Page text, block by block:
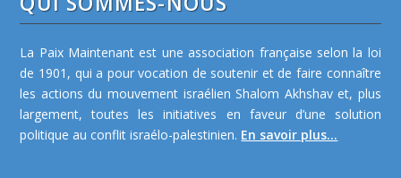
La Paix Maintenant est une association française selon la loi
de 1901, qui a pour vocation de soutenir et de faire connaître
les actions du mouvement israélien Shalom Akhshav et, plus
largement, toutes les initiatives en faveur d’une solution
politique au conflit israélo-palestinien. En savoir plus...